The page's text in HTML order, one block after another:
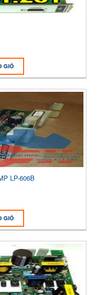
GIỎ
LP-606B
GIỎ